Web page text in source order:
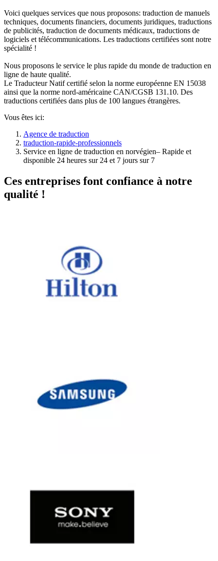
Voici quelques services que nous proposons: traduction de manuels
techniques, documents financiers, documents juridiques, traductions
de publicités, traduction de documents médicaux, traductions de
logiciels et télécommunications. Les traductions certifiées sont notre
spécialité !
Nous proposons le service le plus rapide du monde de traduction en
ligne de haute qualité.
Le Traducteur Natif certifié selon la norme européenne EN 15038
ainsi que la norme nord-américaine CAN/CGSB 131.10. Des
traductions certifiées dans plus de 100 langues étrangères.
Vous êtes ici:
Agence de traduction
traduction-rapide-professionnels
Service en ligne de traduction en norvégien– Rapide et
disponible 24 heures sur 24 et 7 jours sur 7
Ces entreprises font confiance à notre
qualité !